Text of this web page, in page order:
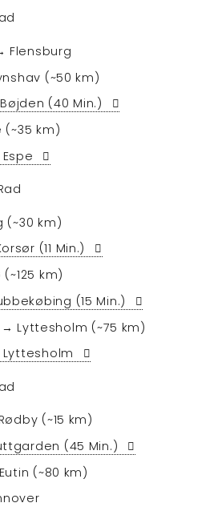
Flensburg
(~50 km)
(40 Min.)
(~35 km)
(~30 km)
(11 Min.)
(~125 km)
(15 Min.)
Lyttesholm (~75 km)
(~15 km)
(45 Min.)
(~80 km)